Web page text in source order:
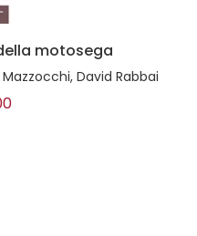
motosega
David Rabbai